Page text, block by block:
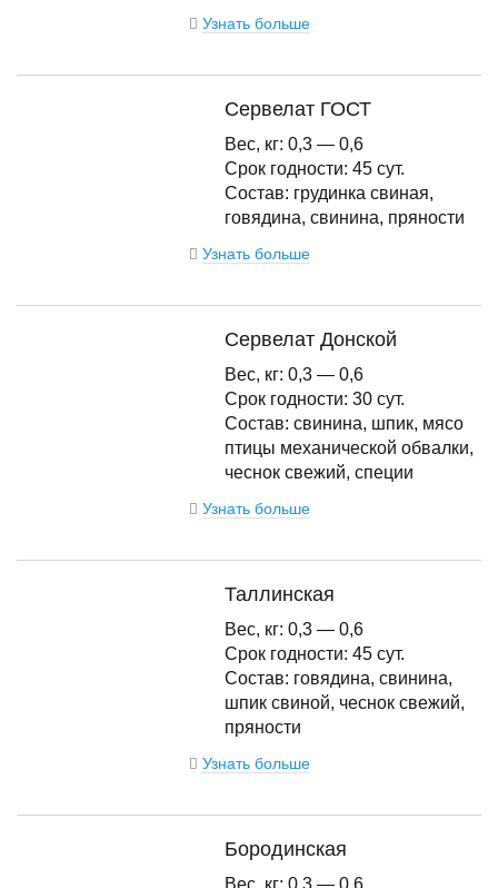
Узнать больше
Сервелат ГОСТ
Вес, кг: 0,3 — 0,6
Срок годности: 45 сут.
Состав: грудинка свиная,
говядина, свинина, пряности
Узнать больше
Сервелат Донской
Вес, кг: 0,3 — 0,6
Срок годности: 30 сут.
Состав: свинина, шпик, мясо
птицы механической обвалки,
чеснок свежий, специи
Узнать больше
Таллинская
Вес, кг: 0,3 — 0,6
Срок годности: 45 сут.
Состав: говядина, свинина,
шпик свиной, чеснок свежий,
пряности
Узнать больше
Бородинская
Вес, кг: 0,3 — 0,6